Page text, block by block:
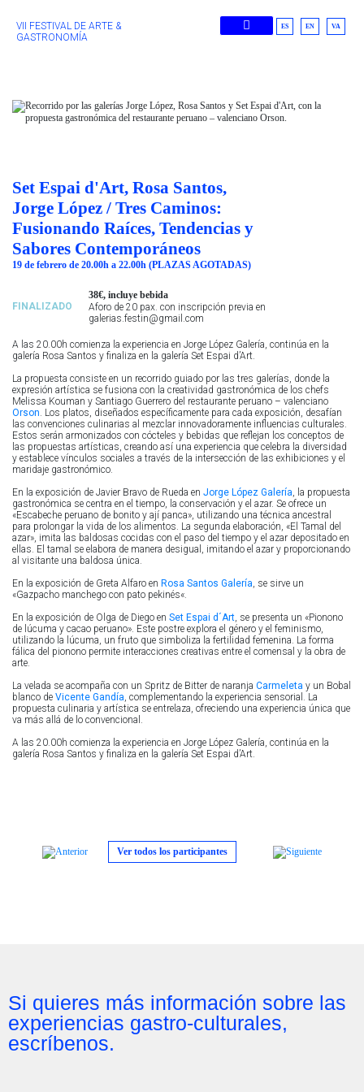
VII FESTIVAL DE ARTE &
GASTRONOMÍA
ES EN VA
Set Espai d'Art, Rosa Santos,
Jorge López / Tres Caminos:
Fusionando Raíces, Tendencias y
Sabores Contemporáneos
19 de febrero de 20.00h a 22.00h (PLAZAS AGOTADAS)
FINALIZADO
38€, incluye bebida
Aforo de 20 pax. con inscripción previa en
galerias.festin@gmail.com
A las 20.00h comienza la experiencia en Jorge López Galería, continúa en la
galería Rosa Santos y finaliza en la galería Set Espai d’Art.
La propuesta consiste en un recorrido guiado por las tres galerías, donde la
expresión artística se fusiona con la creatividad gastronómica de los chefs
Melissa Kouman y Santiago Guerrero del restaurante peruano – valenciano
Orson . Los platos, diseñados específicamente para cada exposición, desafían
las convenciones culinarias al mezclar innovadoramente influencias culturales.
Estos serán armonizados con cócteles y bebidas que reflejan los conceptos de
las propuestas artísticas, creando así una experiencia que celebra la diversidad
y establece vínculos sociales a través de la intersección de las exhibiciones y el
maridaje gastronómico.
En la exposición de Javier Bravo de Rueda en Jorge López Galería , la propuesta
gastronómica se centra en el tiempo, la conservación y el azar. Se ofrece un
«Escabeche peruano de bonito y ají panca», utilizando una técnica ancestral
para prolongar la vida de los alimentos. La segunda elaboración, «El Tamal del
azar», imita las baldosas cocidas con el paso del tiempo y el azar depositado en
ellas. El tamal se elabora de manera desigual, imitando el azar y proporcionando
al visitante una baldosa única.
En la exposición de Greta Alfaro en Rosa Santos Galería , se sirve un
«Gazpacho manchego con pato pekinés«.
En la exposición de Olga de Diego en Set Espai d´Art , se presenta un «Pionono
de lúcuma y cacao peruano». Este postre explora el género y el feminismo,
utilizando la lúcuma, un fruto que simboliza la fertilidad femenina. La forma
fálica del pionono permite interacciones creativas entre el comensal y la obra de
arte.
La velada se acompaña con un Spritz de Bitter de naranja Carmeleta y un Bobal
blanco de Vicente Gandía , complementando la experiencia sensorial. La
propuesta culinaria y artística se entrelaza, ofreciendo una experiencia única que
va más allá de lo convencional.
A las 20.00h comienza la experiencia en Jorge López Galería, continúa en la
galería Rosa Santos y finaliza en la galería Set Espai d’Art.
Ver todos los participantes
Si quieres más información sobre las
experiencias gastro-culturales,
escríbenos.